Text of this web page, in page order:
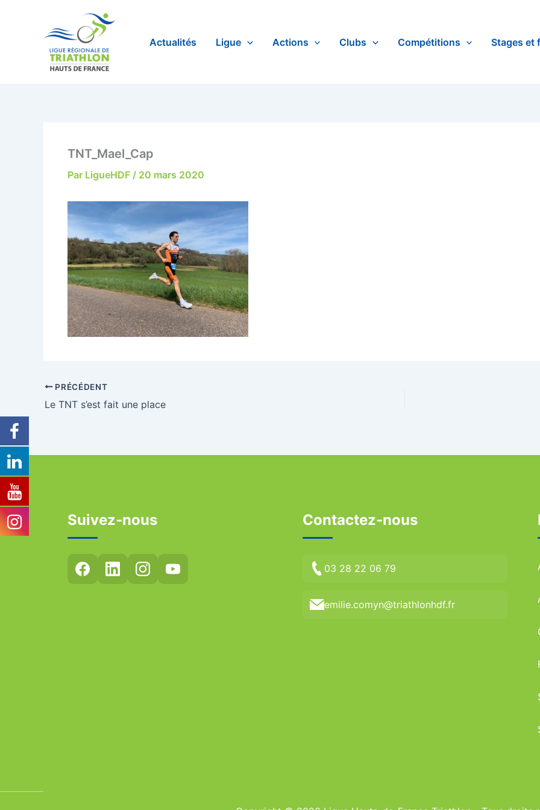
Actualités Ligue Actions Clubs Compétitions Stages et
TNT_Mael_Cap
Par LigueHDF / 20 mars 2020
PRÉCÉDENT
Le TNT s’est fait une place
Suivez-nous Contactez-nous
03 28 22 06 79
emilie.comyn@triathlonhdf.fr